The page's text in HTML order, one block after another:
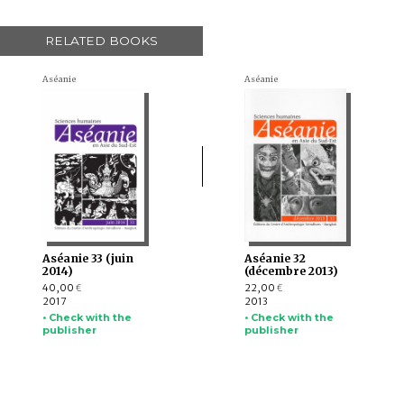
RELATED BOOKS
Aséanie
Aséanie 33 (juin
2014)
40,00 €
2017
• Check with the
publisher
Aséanie
Aséanie 32
(décembre 2013)
22,00 €
2013
• Check with the
publisher